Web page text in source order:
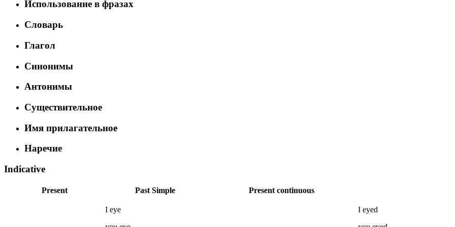
Использование в фразах
Словарь
Глагол
Синонимы
Антонимы
Существительное
Имя прилагательное
Наречие
Indicative
Present Past Simple Present continuous
I eye
I eyed